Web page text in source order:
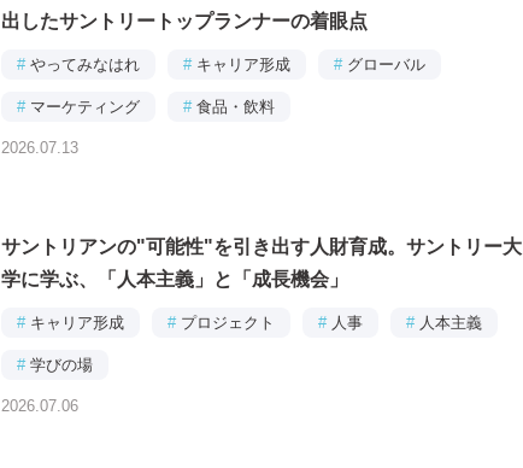
出したサントリートップランナーの着眼点
# やってみなはれ # キャリア形成 # グローバル
# マーケティング # 食品・飲料
2026.07.13
サントリアンの"可能性"を引き出す人財育成。サントリー大
学に学ぶ、「人本主義」と「成長機会」
# キャリア形成 # プロジェクト # 人事 # 人本主義
# 学びの場
2026.07.06